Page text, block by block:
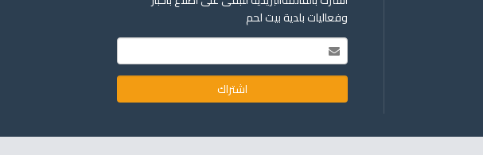
وفعاليات بلدية بيت لحم